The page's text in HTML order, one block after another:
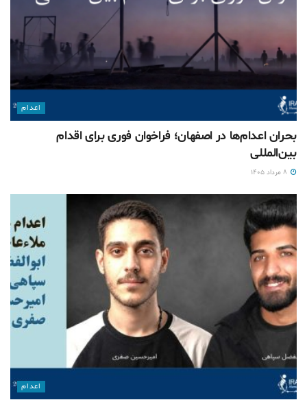
اعدام
بحران اعدام‌ها در اصفهان؛ فراخوان فوری برای اقدام
بین‌المللی
اعدام